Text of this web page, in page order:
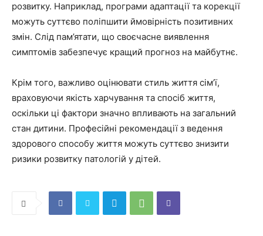
розвитку. Наприклад, програми адаптації та корекції
можуть суттєво поліпшити ймовірність позитивних
змін. Слід пам’ятати, що своєчасне виявлення
симптомів забезпечує кращий прогноз на майбутнє.
Крім того, важливо оцінювати стиль життя сім’ї,
враховуючи якість харчування та спосіб життя,
оскільки ці фактори значно впливають на загальний
стан дитини. Професійні рекомендації з ведення
здорового способу життя можуть суттєво знизити
ризики розвитку патологій у дітей.